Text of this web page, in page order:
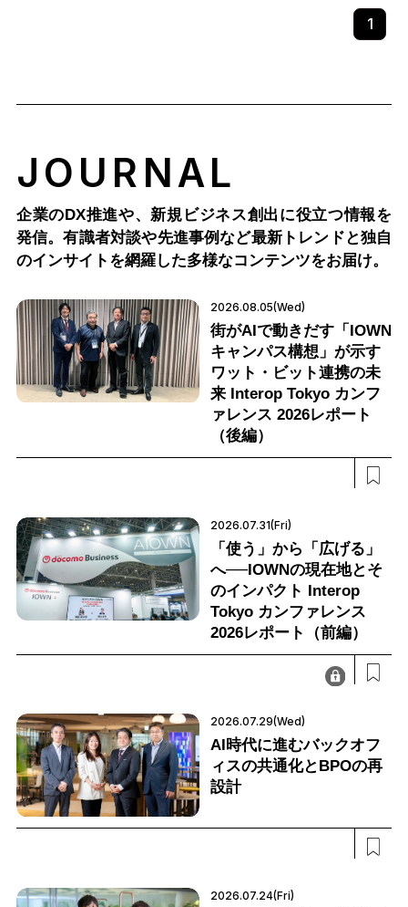
1
JOURNAL
企業のDX推進や、新規ビジネス創出に役立つ情報を
発信。有識者対談や先進事例など最新トレンドと独自
のインサイトを網羅した多様なコンテンツをお届け。
2026.08.05(Wed)
街がAIで動きだす「IOWN
キャンパス構想」が示す
ワット・ビット連携の未
来 Interop Tokyo カンフ
ァレンス 2026レポート
（後編）
2026.07.31(Fri)
「使う」から「広げる」
へ──IOWNの現在地とそ
のインパクト Interop
Tokyo カンファレンス
2026レポート（前編）
2026.07.29(Wed)
AI時代に進むバックオフ
ィスの共通化とBPOの再
設計
2026.07.24(Fri)